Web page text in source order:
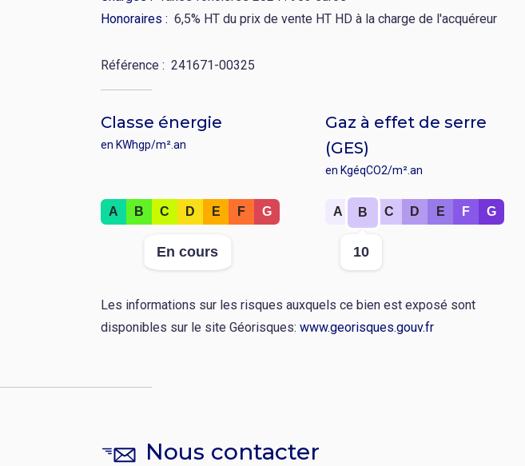
Honoraires
6,5% HT du prix de vente HT HD à la charge de l'acquéreur
Référence 241671-00325
Classe énergie
en KWhgp/m².an
Rang
A B C D E F G
En cours
Gaz à effet de serre
(GES)
en KgéqCO2/m².an
Rang
A B C D E F G
10
Les informations sur les risques auxquels ce bien est exposé sont
disponibles sur le site Géorisques: www.georisques.gouv.fr
Nous contacter